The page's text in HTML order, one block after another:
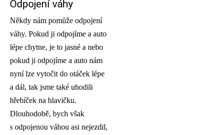
Odpojení váhy
Někdy nám pomůže odpojení
váhy. Pokud ji odpojíme a auto
lépe chytne, je to jasné a nebo
pokud ji odpojíme a auto nám
nyní lze vytočit do otáček lépe
a dál, tak jsme také uhodili
hřebíček na hlavičku.
Dlouhodobě, bych však
s odpojenou váhou asi nejezdil,